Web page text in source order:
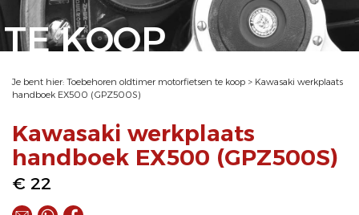
TE KOOP
Je bent hier: Toebehoren oldtimer motorfietsen te koop > Kawasaki werkplaats
handboek EX500 (GPZ500S)
Kawasaki werkplaats
handboek EX500 (GPZ500S)
€ 22